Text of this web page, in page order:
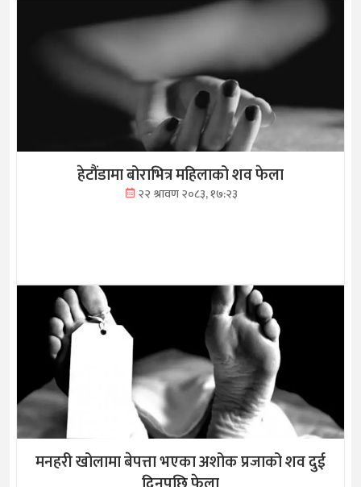
हेटौंडामा बोराभित्र महिलाको शव फेला
२२ श्रावण २०८३, १७:२३
मनहरी खोलामा बेपत्ता भएका अशोक प्रजाको शव दुई